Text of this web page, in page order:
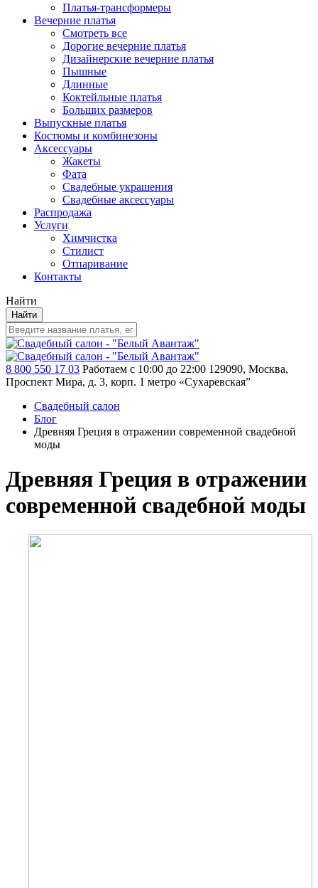
Платья-трансформеры
Вечерние платья
Смотреть все
Дорогие вечерние платья
Дизайнерские вечерние платья
Пышные
Длинные
Коктейльные платья
Больших размеров
Выпускные платья
Костюмы и комбинезоны
Аксессуары
Жакеты
Фата
Свадебные украшения
Свадебные аксессуары
Распродажа
Услуги
Химчистка
Стилист
Отпаривание
Контакты
Найти
Найти
8 800 550 17 03 Работаем с 10:00 до 22:00 129090, Москва,
Проспект Мира, д. 3, корп. 1 метро «Сухаревская”
Свадебный салон
Блог
Древняя Греция в отражении современной свадебной
моды
Древняя Греция в отражении
современной свадебной моды